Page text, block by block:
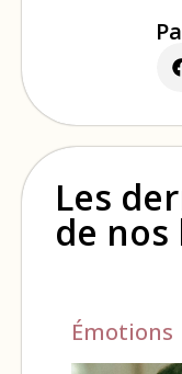
Les
de nos
Émotions